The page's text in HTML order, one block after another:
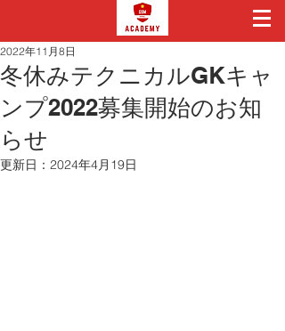
冬休みテクニカルGKキャ
ンプ2022募集開始のお知
らせ
2022年11月8日
更新日： 2024年4月19日